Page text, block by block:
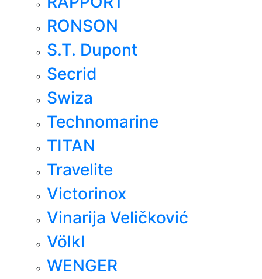
RONSON
S.T. Dupont
Secrid
Swiza
Technomarine
TITAN
Travelite
Victorinox
Vinarija Veličković
Völkl
WENGER